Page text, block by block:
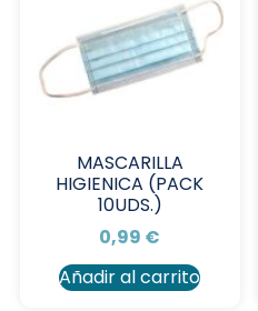
MASCARILLA
HIGIENICA (PACK
10UDS.)
0,99 €
Añadir al carrito